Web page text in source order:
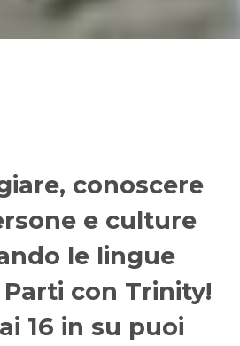
conoscere
e culture
le lingue
con Trinity!
16 in su puoi